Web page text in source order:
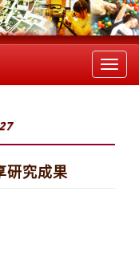
研究成果